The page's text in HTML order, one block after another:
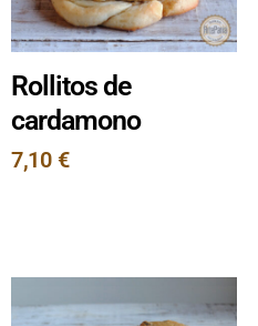
Rollitos de
cardamono
7,10 €